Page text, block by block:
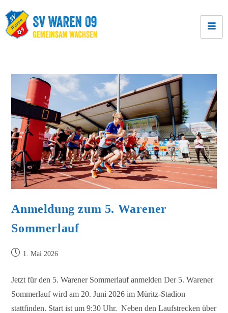
Anmeldung zum 5. Warener
Sommerlauf
1. Mai 2026
Jetzt für den 5. Warener Sommerlauf anmelden Der 5. Warener
Sommerlauf wird am 20. Juni 2026 im Müritz-Stadion
stattfinden. Start ist um 9:30 Uhr. Neben den Laufstrecken über